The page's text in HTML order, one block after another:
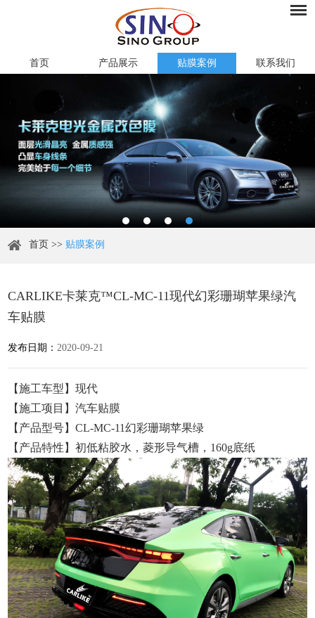
首页 产品展示 贴膜案例 联系我们
首页 >> 贴膜案例
CARLIKE卡莱克™CL-MC-11现代幻彩珊瑚苹果绿汽
车贴膜
发布日期： 2020-09-21
【施工车型】现代
【施工项目】汽车贴膜
【产品型号】CL-MC-11幻彩珊瑚苹果绿
【产品特性】初低粘胶水，菱形导气槽，160g底纸